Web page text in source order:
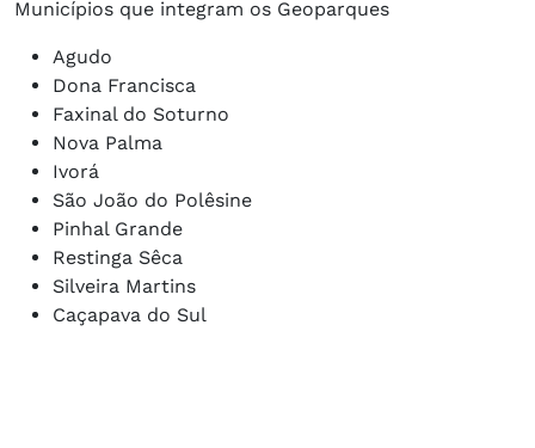
Municípios que integram os Geoparques
Agudo
Dona Francisca
Faxinal do Soturno
Nova Palma
Ivorá
São João do Polêsine
Pinhal Grande
Restinga Sêca
Silveira Martins
Caçapava do Sul